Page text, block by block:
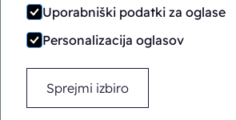
Uporabniški podatki za oglase
Personalizacija oglasov
Sprejmi izbiro